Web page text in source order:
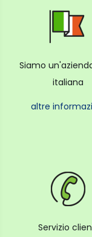
Siamo
italiana
altre
Servizio